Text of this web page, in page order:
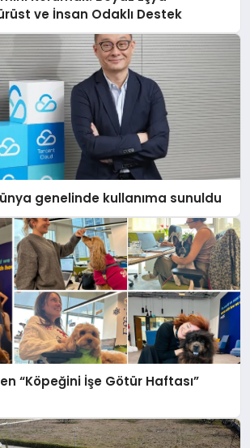
ve İnsan Odaklı Destek
genelinde kullanıma sunuldu
“Köpeğini İşe Götür Haftası”